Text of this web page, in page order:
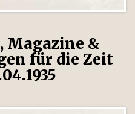
Magazine &
für die Zeit